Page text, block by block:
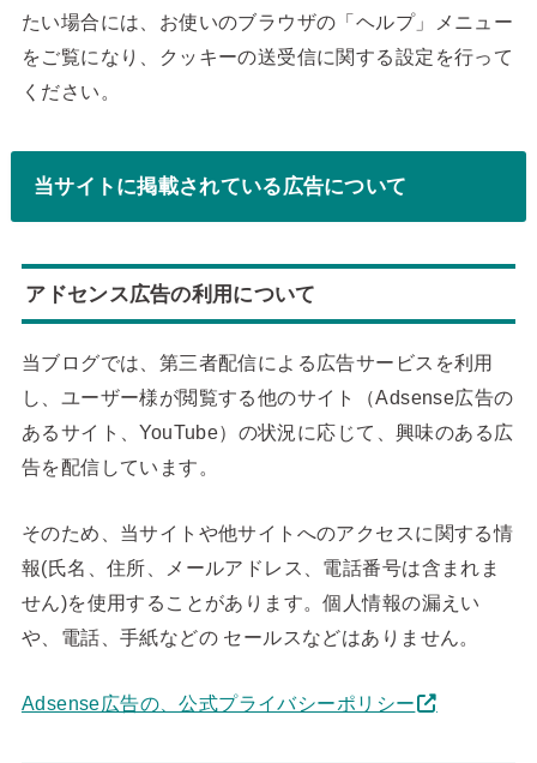
たい場合には、お使いのブラウザの「ヘルプ」メニュー
をご覧になり、クッキーの送受信に関する設定を行って
ください。
当サイトに掲載されている広告について
アドセンス広告の利用について
当ブログでは、第三者配信による広告サービスを利用
し、ユーザー様が閲覧する他のサイト（Adsense広告の
あるサイト、YouTube）の状況に応じて、興味のある広
告を配信しています。
そのため、当サイトや他サイトへのアクセスに関する情
報(氏名、住所、メールアドレス、電話番号は含まれま
せん)を使用することがあります。個人情報の漏えい
や、電話、手紙などの セールスなどはありません。
Adsense広告の、公式プライバシーポリシー